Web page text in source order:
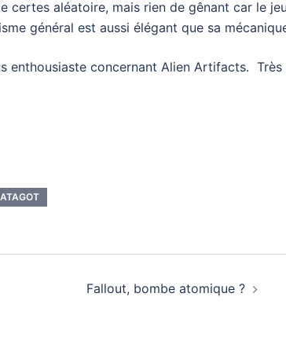
certes aléatoire, mais rien de gênant car le
général est aussi élégant que sa
enthousiaste concernant Alien Artifacts. Très
Fallout, bombe atomique ?